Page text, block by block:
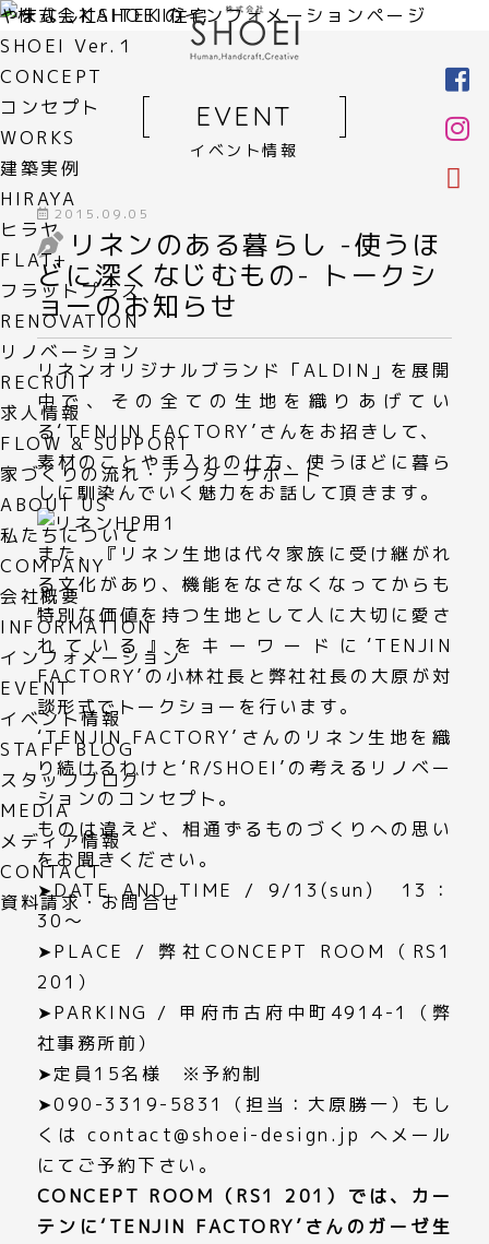
やまなしKAITEKI住宅
SHOEI Ver.１
CONCEPT
コンセプト
WORKS
建築実例
HIRAYA
ヒラヤ
FLAT+
フラットプラス
RENOVATION
リノベーション
RECRUIT
求人情報
FLOW & SUPPORT
家づくりの流れ・アフターサポート
ABOUT US
私たちについて
COMPANY
会社概要
INFORMATION
インフォメーション
EVENT
イベント情報
STAFF BLOG
スタッフブログ
MEDIA
メディア情報
CONTACT
資料請求・お問合せ
EVENT
イベント情報
2015.09.05
リネンのある暮らし -使うほ
どに深くなじむもの- トークシ
ョーのお知らせ
リネンオリジナルブランド「ALDIN」を展開
中で、その全ての生地を織りあげてい
る‘TENJIN FACTORY’さんをお招きして、
素材のことや手入れの仕方、使うほどに暮ら
しに馴染んでいく魅力をお話して頂きます。
また、『リネン生地は代々家族に受け継がれ
る文化があり、機能をなさなくなってからも
特別な価値を持つ生地として人に大切に愛さ
れている』をキーワードに‘TENJIN
FACTORY’の小林社長と弊社社長の大原が対
談形式でトークショーを行います。
‘TENJIN FACTORY’さんのリネン生地を織
り続けるわけと‘R/SHOEI’の考えるリノベー
ションのコンセプト。
ものは違えど、相通ずるものづくりへの思い
をお聞きください。
➤DATE AND TIME / 9/13(sun) 13：
30～
➤PLACE / 弊社CONCEPT ROOM（RS1
201）
➤PARKING / 甲府市古府中町4914-1（弊
社事務所前）
➤定員15名様 ※予約制
➤090-3319-5831（担当：大原勝一）もし
くは contact@shoei-design.jp へメール
にてご予約下さい。
CONCEPT ROOM（RS1 201）では、カー
テンに‘TENJIN FACTORY’さんのガーゼ生